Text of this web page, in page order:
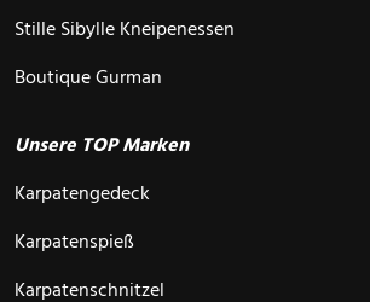
Stille Sibylle Kneipenessen
Boutique Gurman
Unsere TOP Marken
Karpatengedeck
Karpatenspieß
Karpatenschnitzel